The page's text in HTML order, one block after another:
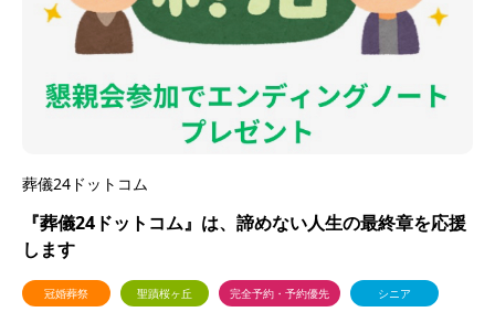
葬儀24ドットコム
『葬儀24ドットコム』は、諦めない人生の最終章を応援
します
冠婚葬祭 聖蹟桜ヶ丘 完全予約・予約優先 シニア